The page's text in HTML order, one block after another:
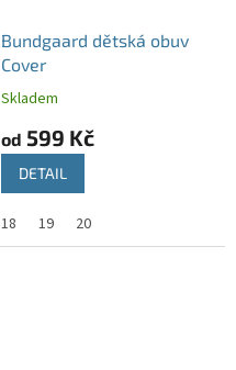
36/37 38/39
Bundgaard dětská obuv
Cover
Skladem
od 599 Kč
DETAIL
18 19 20